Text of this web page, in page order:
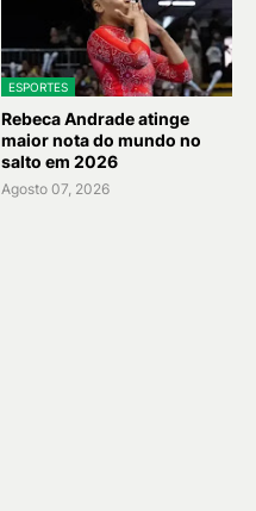
ESPORTES
Rebeca Andrade atinge
maior nota do mundo no
salto em 2026
Agosto 07, 2026